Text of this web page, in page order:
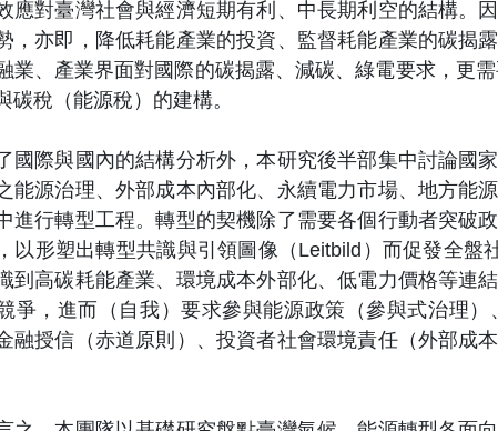
應對臺灣社會與經濟短期有利、中長期利空的結構。
，亦即，降低耗能產業的投資、監督耗能產業的碳揭
業、產業界面對國際的碳揭露、減碳、綠電要求，更
碳稅（能源稅）的建構。
際與國內的結構分析外，本研究後半部集中討論國
能源治理、外部成本內部化、永續電力市場、地方能
進行轉型工程。轉型的契機除了需要各個行動者突破
以形塑出轉型共識與引領圖像（Leitbild）而促發全盤
到高碳耗能產業、環境成本外部化、低電力價格等連
爭，進而（自我）要求參與能源政策（參與式治理
融授信（赤道原則）、投資者社會環境責任（外部成